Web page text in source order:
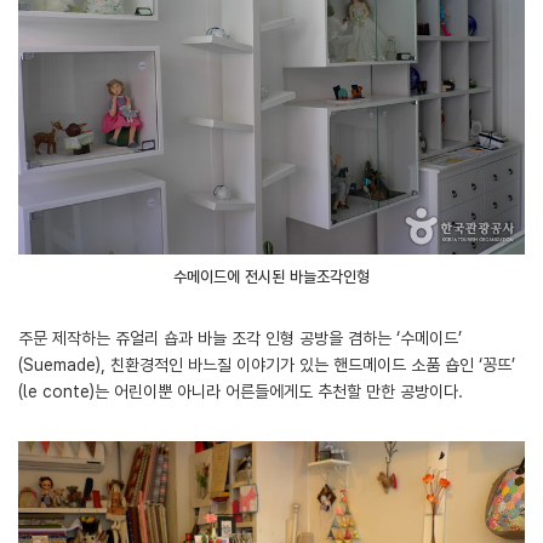
수메이드에 전시된 바늘조각인형
주문 제작하는 쥬얼리 숍과 바늘 조각 인형 공방을 겸하는 ‘수메이드’
(Suemade), 친환경적인 바느질 이야기가 있는 핸드메이드 소품 숍인 ‘꽁뜨’
(le conte)는 어린이뿐 아니라 어른들에게도 추천할 만한 공방이다.